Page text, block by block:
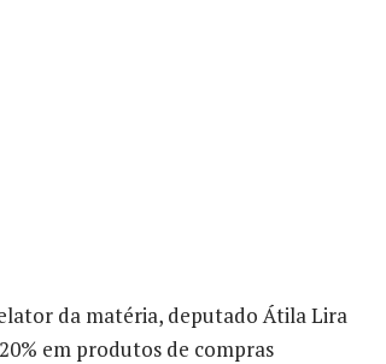
da matéria, deputado Átila Lira
em produtos de compras